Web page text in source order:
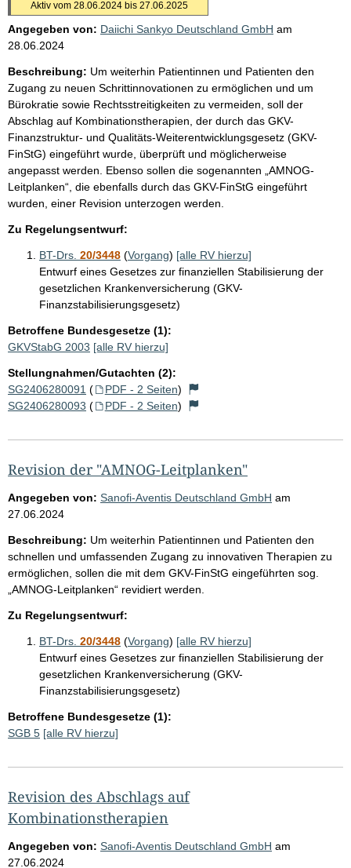
Aktiv vom 28.06.2024 bis 27.06.2025
Angegeben von: Daiichi Sankyo Deutschland GmbH am
28.06.2024
Beschreibung: Um weiterhin Patientinnen und Patienten den
Zugang zu neuen Schrittinnovationen zu ermöglichen und um
Bürokratie sowie Rechtsstreitigkeiten zu vermeiden, soll der
Abschlag auf Kombinationstherapien, der durch das GKV-
Finanzstruktur- und Qualitäts-Weiterentwicklungsgesetz (GKV-
FinStG) eingeführt wurde, überprüft und möglicherweise
angepasst werden. Ebenso sollen die sogenannten „AMNOG-
Leitplanken“, die ebenfalls durch das GKV-FinStG eingeführt
wurden, einer Revision unterzogen werden.
Zu Regelungsentwurf:
BT-Drs. 20/3448 (Vorgang) [alle RV hierzu]
Entwurf eines Gesetzes zur finanziellen Stabilisierung der
gesetzlichen Krankenversicherung (GKV-
Finanzstabilisierungsgesetz)
Betroffene Bundesgesetze (1):
GKVStabG 2003 [alle RV hierzu]
Stellungnahmen/Gutachten (2):
SG2406280091 ( PDF - 2 Seiten)
SG2406280093 ( PDF - 2 Seiten)
Revision der "AMNOG-Leitplanken"
Angegeben von: Sanofi-Aventis Deutschland GmbH am
27.06.2024
Beschreibung: Um weiterhin Patientinnen und Patienten den
schnellen und umfassenden Zugang zu innovativen Therapien zu
ermöglichen, sollen die mit dem GKV-FinStG eingeführten sog.
„AMNOG-Leitplanken“ revidiert werden.
Zu Regelungsentwurf:
BT-Drs. 20/3448 (Vorgang) [alle RV hierzu]
Entwurf eines Gesetzes zur finanziellen Stabilisierung der
gesetzlichen Krankenversicherung (GKV-
Finanzstabilisierungsgesetz)
Betroffene Bundesgesetze (1):
SGB 5 [alle RV hierzu]
Revision des Abschlags auf
Kombinationstherapien
Angegeben von: Sanofi-Aventis Deutschland GmbH am
27.06.2024